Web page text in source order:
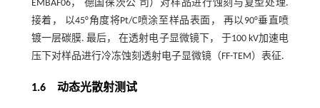
EMBAF06， 德国徕茨公 司）对样品进行蚀刻与复型处理.
接着， 以45°角度将Pt/C喷涂至样品表面， 再以90°垂直喷
镀一层碳膜. 最后， 在透射电子显微镜下， 于100 kV加速电
压下对样品进行冷冻蚀刻透射电子显微镜（FF-TEM）表征.
1.6 动态光散射测试